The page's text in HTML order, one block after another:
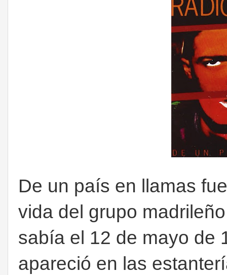
De un país en llamas
vida del grupo
sabía el 12 de mayo de
apareció en las